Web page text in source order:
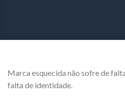
Marca esquecida não sofre de
falta de identidade.